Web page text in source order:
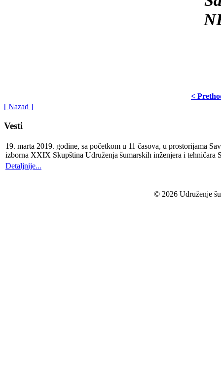
<
[ Nazad ]
Vesti
19. marta 2019. godine, sa početkom u 11 časova, u prostorijama
izborna XXIX Skupština Udruženja šumarskih inženjera i tehničara
Detaljnije...
© 2026 Udruženje